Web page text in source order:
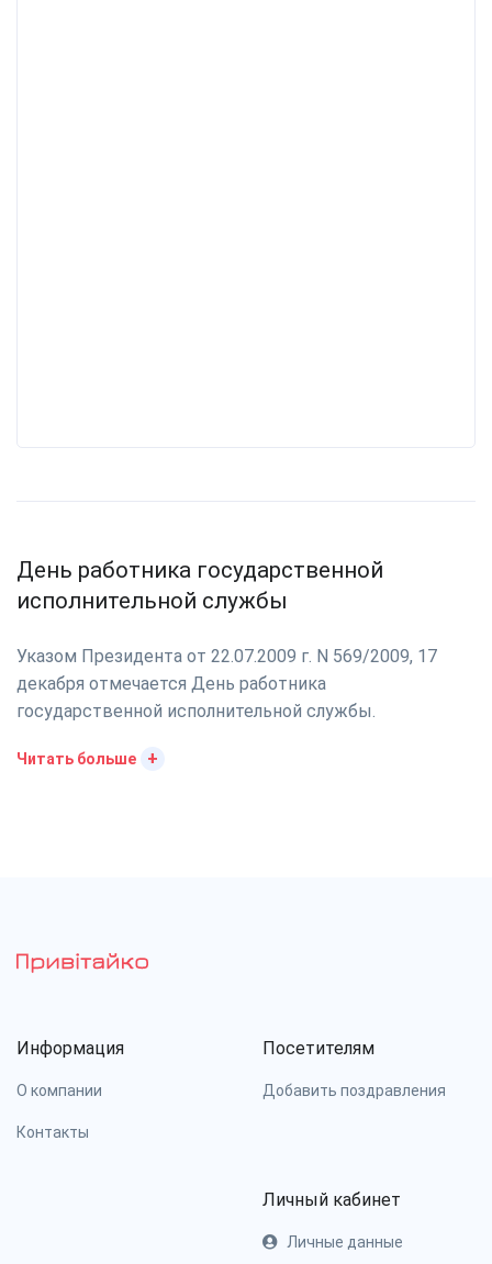
День работника государственной
исполнительной службы
Указом Президента от 22.07.2009 г. N 569/2009, 17
декабря отмечается День работника
государственной исполнительной службы.
Читать больше +
Информация
О компании
Контакты
Посетителям
Добавить поздравления
Личный кабинет
Личные данные